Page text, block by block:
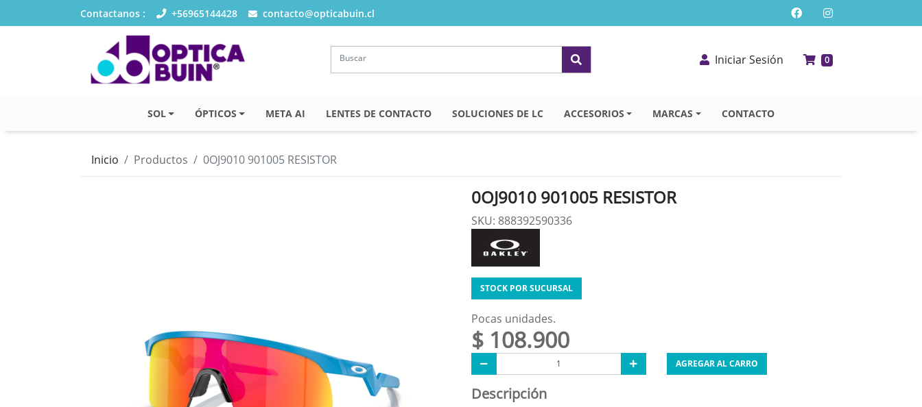
Contactanos : +56965144428 contacto@opticabuin.cl
Iniciar Sesión 0
SOL ÓPTICOS META AI LENTES DE CONTACTO SOLUCIONES DE LC ACCESORIOS MARCAS CONTACTO
Inicio Productos 0OJ9010 901005 RESISTOR
0OJ9010 901005 RESISTOR
SKU: 888392590336
STOCK POR SUCURSAL
Pocas unidades.
$ 108.900
AGREGAR AL CARRO
Descripción